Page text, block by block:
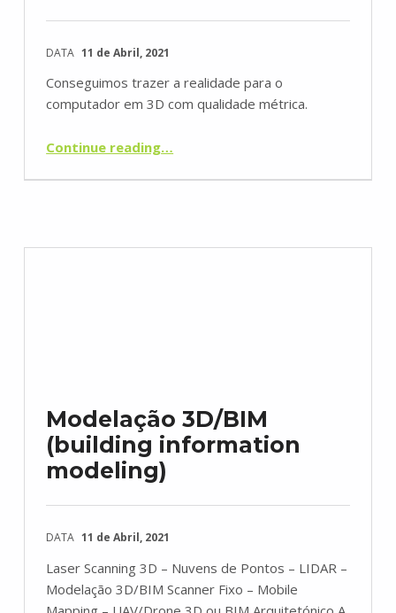
DATA 11 de Abril, 2021
Conseguimos trazer a realidade para o
computador em 3D com qualidade métrica.
Continue reading“Laser Scanning 3D + Levantamento Arquitetónico de Edifícios (históricos ou contemporâneos)”
…
Modelação 3D/BIM
(building information
modeling)
DATA 11 de Abril, 2021
Laser Scanning 3D – Nuvens de Pontos – LIDAR –
Modelação 3D/BIM Scanner Fixo – Mobile